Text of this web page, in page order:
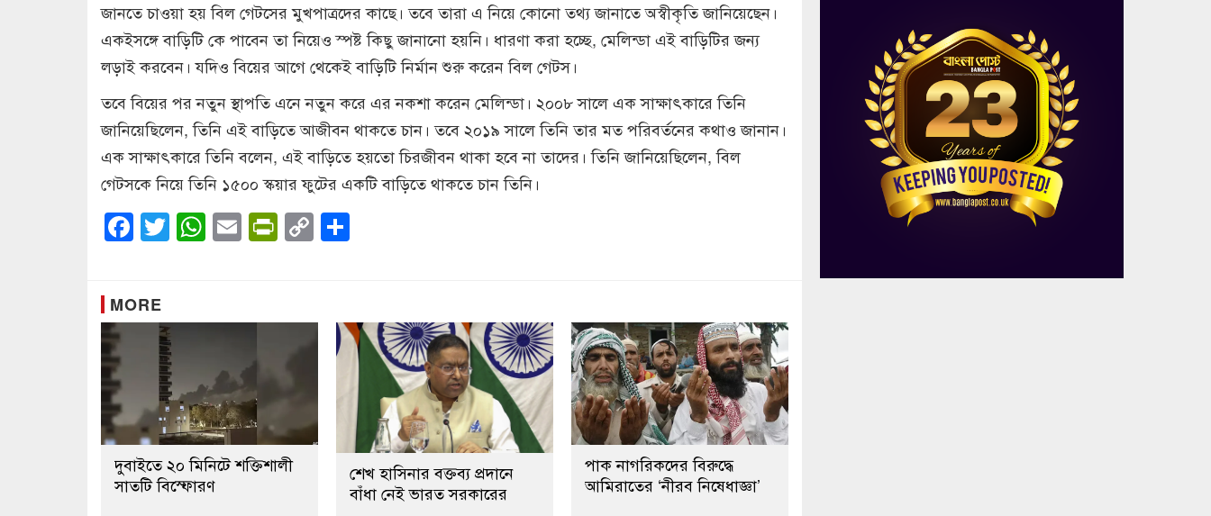
জানতে চাওয়া হয় বিল গেটসের মুখপাত্রদের কাছে। তবে তারা এ নিয়ে কোনো তথ্য জানাতে অস্বীকৃতি জানিয়েছেন।
একইসঙ্গে বাড়িটি কে পাবেন তা নিয়েও স্পষ্ট কিছু জানানো হয়নি। ধারণা করা হচ্ছে, মেলিন্ডা এই বাড়িটির জন্য
লড়াই করবেন। যদিও বিয়ের আগে থেকেই বাড়িটি নির্মান শুরু করেন বিল গেটস।
তবে বিয়ের পর নতুন স্থাপতি এনে নতুন করে এর নকশা করেন মেলিন্ডা। ২০০৮ সালে এক সাক্ষাৎকারে তিনি
জানিয়েছিলেন, তিনি এই বাড়িতে আজীবন থাকতে চান। তবে ২০১৯ সালে তিনি তার মত পরিবর্তনের কথাও জানান।
এক সাক্ষাৎকারে তিনি বলেন, এই বাড়িতে হয়তো চিরজীবন থাকা হবে না তাদের। তিনি জানিয়েছিলেন, বিল
গেটসকে নিয়ে তিনি ১৫০০ স্কয়ার ফুটের একটি বাড়িতে থাকতে চান তিনি।
Facebook
Twitter
WhatsApp
EmailPrintFriendly
Copy
Link
MORE
দুবাইতে ২০ মিনিটে শক্তিশালী
সাতটি বিস্ফোরণ
শেখ হাসিনার বক্তব্য প্রদানে
বাঁধা নেই ভারত সরকারের
পাক নাগরিকদের বিরুদ্ধে
আমিরাতের ‘নীরব নিষেধাজ্ঞা’